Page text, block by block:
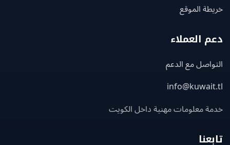
الموقع
العملاء
مع الدعم
معلومات مهنية داخل الكويت